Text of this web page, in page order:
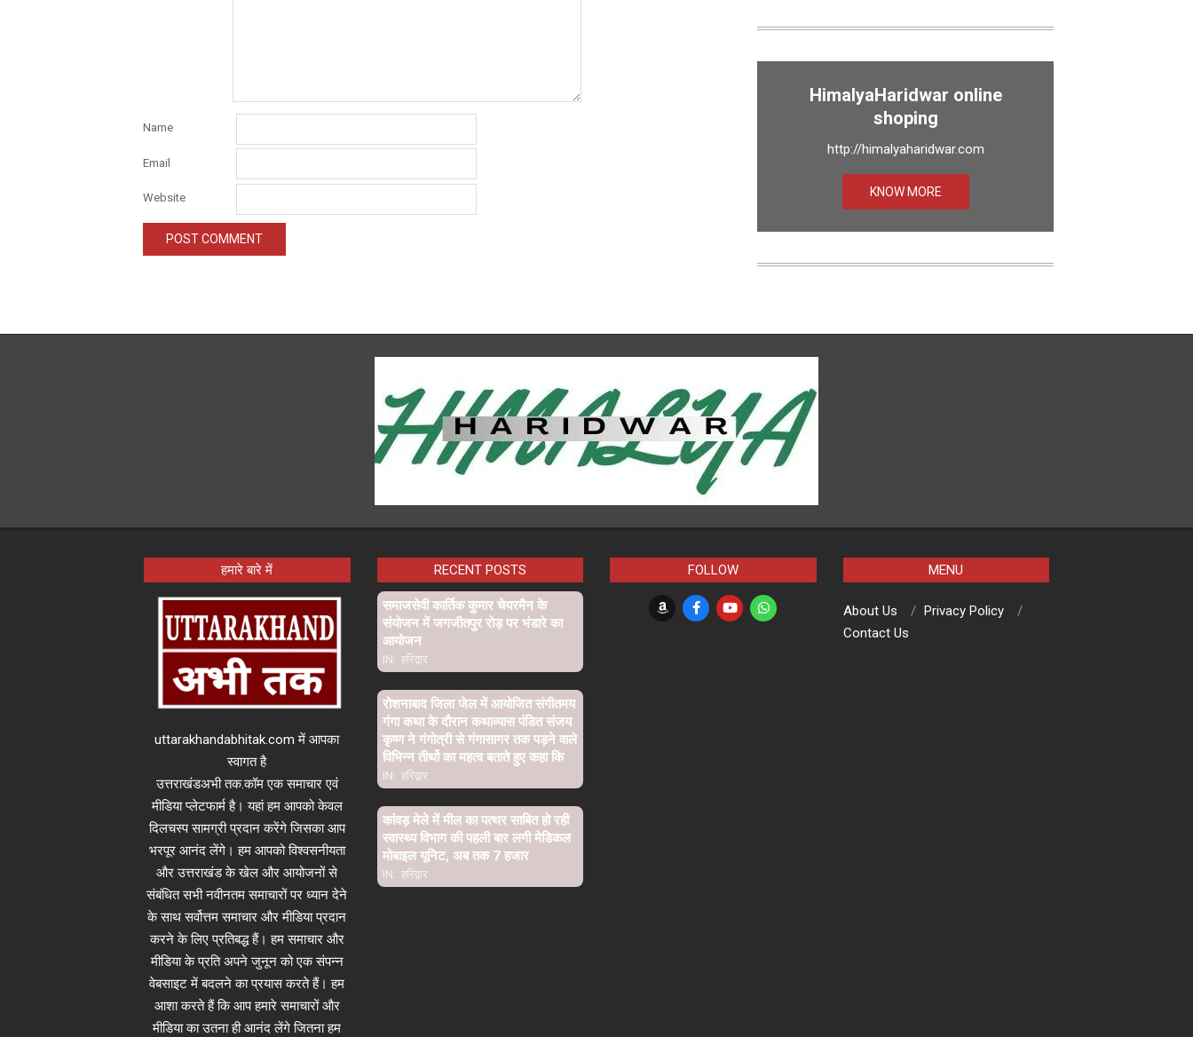
Name
Email
Website
HimalyaHaridwar online
shoping
http://himalyaharidwar.com
KNOW MORE
हमारे बारे में
uttarakhandabhitak.com में आपका
स्वागत है
उत्तराखंडअभी तक.कॉम एक समाचार एवं
मीडिया प्लेटफार्म है। यहां हम आपको केवल
दिलचस्प सामग्री प्रदान करेंगे जिसका आप
भरपूर आनंद लेंगे। हम आपको विश्वसनीयता
और उत्तराखंड के खेल और आयोजनों से
संबंधित सभी नवीनतम समाचारों पर ध्यान देने
के साथ सर्वोत्तम समाचार और मीडिया प्रदान
करने के लिए प्रतिबद्ध हैं। हम समाचार और
मीडिया के प्रति अपने जुनून को एक संपन्न
वेबसाइट में बदलने का प्रयास करते हैं। हम
आशा करते हैं कि आप हमारे समाचारों और
मीडिया का उतना ही आनंद लेंगे जितना हम
RECENT POSTS
समाजसेवी कार्तिक कुमार चेयरमैन के
संयोजन में जगजीतपुर रोड़ पर भंडारे का
आयोजन
IN: हरिद्वार
रोशनाबाद जिला जेल में आयोजित संगीतमय
गंगा कथा के दौरान कथाव्यास पंडित संजय
कृष्ण ने गंगोत्री से गंगासागर तक पड़ने वाले
विभिन्न तीर्थो का महत्व बताते हुए कहा कि
IN: हरिद्वार
कांवड़ मेले में मील का पत्थर साबित हो रही
स्वास्थ्य विभाग की पहली बार लगी मेडिकल
मोबाइल यूनिट, अब तक 7 हजार
IN: हरिद्वार
FOLLOW MENU
About Us
Privacy Policy
Contact Us